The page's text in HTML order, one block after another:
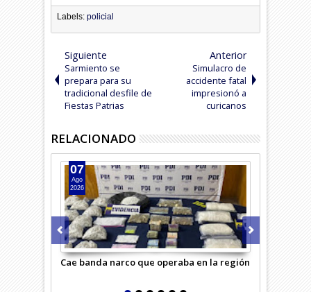
Labels:policial
Siguiente
Sarmiento se
prepara para su
tradicional desfile de
Fiestas Patrias
Anterior
Simulacro de
accidente fatal
impresionó a
curicanos
RELACIONADO
Cae banda narco que operaba en la región
07
Ago
2026